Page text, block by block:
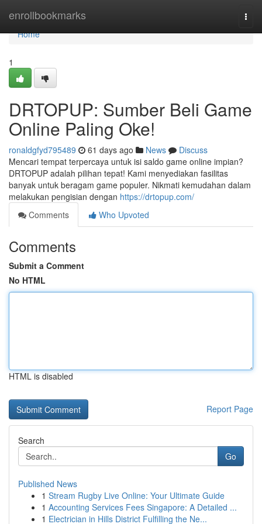
enrollbookmarks
Home
Home
1
DRTOPUP: Sumber Beli Game
Online Paling Oke!
ronaldgfyd795489 61 days ago News
Discuss
Mencari tempat terpercaya untuk isi saldo game online impian?
DRTOPUP adalah pilihan tepat! Kami menyediakan fasilitas
banyak untuk beragam game populer. Nikmati kemudahan dalam
melakukan pengisian dengan https://drtopup.com/
Comments
Who Upvoted
Comments
Submit a Comment
No HTML
HTML is disabled
Report Page
Search
Go
Published News
1 Stream Rugby Live Online: Your Ultimate Guide
1 Accounting Services Fees Singapore: A Detailed ...
1 Electrician in Hills District Fulfilling the Ne...